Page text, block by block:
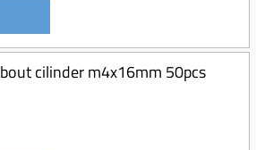
bout cilinder m4x16mm 50pcs